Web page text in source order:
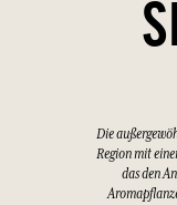
Die
Region mit
das den